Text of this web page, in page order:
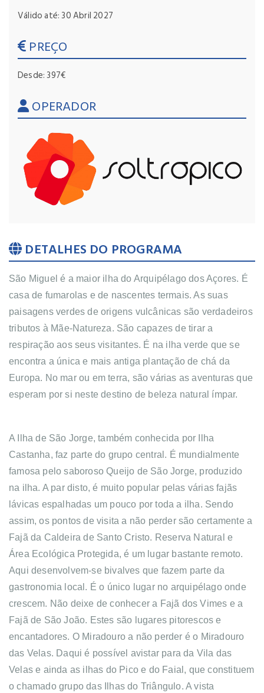
Válido até: 30 Abril 2027
PREÇO
Desde: 397€
OPERADOR
DETALHES DO PROGRAMA
São Miguel é a maior ilha do Arquipélago dos Açores. É
casa de fumarolas e de nascentes termais. As suas
paisagens verdes de origens vulcânicas são verdadeiros
tributos à Mãe-Natureza. São capazes de tirar a
respiração aos seus visitantes. É na ilha verde que se
encontra a única e mais antiga plantação de chá da
Europa. No mar ou em terra, são várias as aventuras que
esperam por si neste destino de beleza natural ímpar.
A Ilha de São Jorge, também conhecida por Ilha
Castanha, faz parte do grupo central. É mundialmente
famosa pelo saboroso Queijo de São Jorge, produzido
na ilha. A par disto, é muito popular pelas várias fajãs
lávicas espalhadas um pouco por toda a ilha. Sendo
assim, os pontos de visita a não perder são certamente a
Fajã da Caldeira de Santo Cristo. Reserva Natural e
Área Ecológica Protegida, é um lugar bastante remoto.
Aqui desenvolvem-se bivalves que fazem parte da
gastronomia local. É o único lugar no arquipélago onde
crescem. Não deixe de conhecer a Fajã dos Vimes e a
Fajã de São João. Estes são lugares pitorescos e
encantadores. O Miradouro a não perder é o Miradouro
das Velas. Daqui é possível avistar para da Vila das
Velas e ainda as ilhas do Pico e do Faial, que constituem
o chamado grupo das Ilhas do Triângulo. A vista